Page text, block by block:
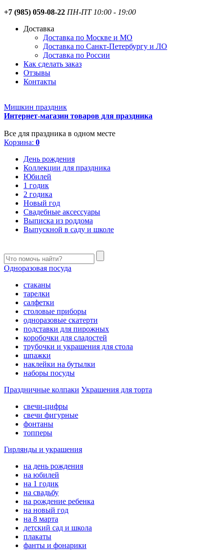
+7 (985) 059-08-22 ПН-ПТ 10:00 - 19:00
Доставка
Доставка по Москве и МО
Доставка по Санкт-Петербургу и ЛО
Доставка по России
Как сделать заказ
Отзывы
Контакты
Мишкин праздник
Интернет-магазин товаров для праздника
Все для праздника в одном месте
Корзина: 0
День рождения
Коллекции для праздника
Юбилей
1 годик
2 годика
Новый год
Свадебные аксессуары
Выписка из роддома
Выпускной в саду и школе
Одноразовая посуда
стаканы
тарелки
салфетки
столовые приборы
одноразовые скатерти
подставки для пирожных
коробочки для сладостей
трубочки и украшения для стола
шпажки
наклейки на бутылки
наборы посуды
Праздничные колпаки Украшения для торта
свечи-цифры
свечи фигурные
фонтаны
топперы
Гирлянды и украшения
на день рождения
на юбилей
на 1 годик
на свадьбу
на рождение ребенка
на новый год
на 8 марта
детский сад и школа
плакаты
фанты и фонарики